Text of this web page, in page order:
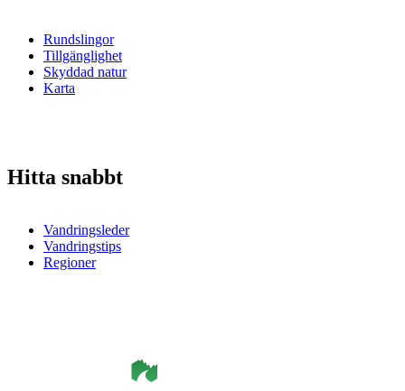
Rundslingor
Tillgänglighet
Skyddad natur
Karta
Hitta snabbt
Vandringsleder
Vandringstips
Regioner